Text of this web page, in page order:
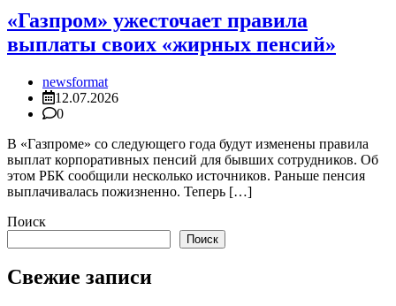
«Газпром» ужесточает правила
выплаты своих «жирных пенсий»
newsformat
12.07.2026
0
В «Газпроме» со следующего года будут изменены правила
выплат корпоративных пенсий для бывших сотрудников. Об
этом РБК сообщили несколько источников. Раньше пенсия
выплачивалась пожизненно. Теперь […]
Поиск
Поиск
Свежие записи